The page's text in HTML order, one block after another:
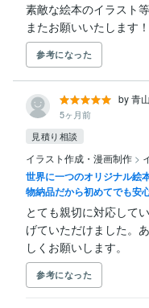
素敵な絵本のイラスト
またお願いいたします！
参考になった
by 青
5ヶ月前
見積り相談
イラスト作成・漫画制作 >
世界に一つのオリジナル絵
物納品だから初めてでも安
とても親切に対応して
げていただけました。
しくお願いします。
参考になった